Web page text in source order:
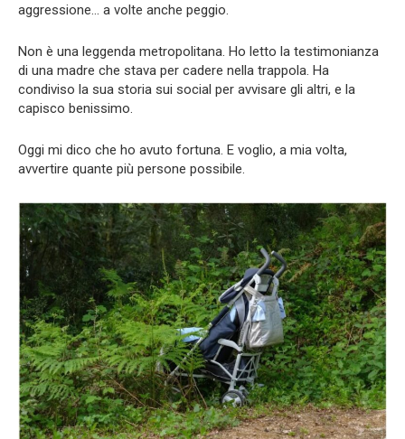
aggressione… a volte anche peggio.
Non è una leggenda metropolitana. Ho letto la testimonianza
di una madre che stava per cadere nella trappola. Ha
condiviso la sua storia sui social per avvisare gli altri, e la
capisco benissimo.
Oggi mi dico che ho avuto fortuna. E voglio, a mia volta,
avvertire quante più persone possibile.